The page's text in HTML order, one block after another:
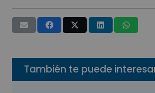
También te puede